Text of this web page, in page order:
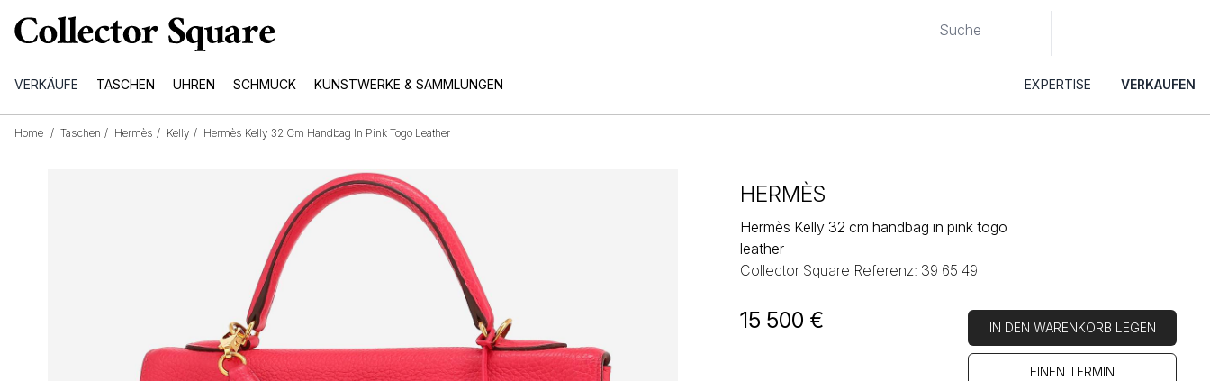
VERKÄUFE TASCHEN UHREN SCHMUCK KUNSTWERKE & SAMMLUNGEN EXPERTISE VERKAUFEN
Home / Taschen / Hermès / Kelly / Hermès Kelly 32 Cm Handbag In Pink Togo Leather
HERMÈS
Hermès Kelly 32 cm handbag in pink togo
leather
Collector Square Referenz: 39 65 49
15 500 € IN DEN WARENKORB LEGEN
EINEN TERMIN